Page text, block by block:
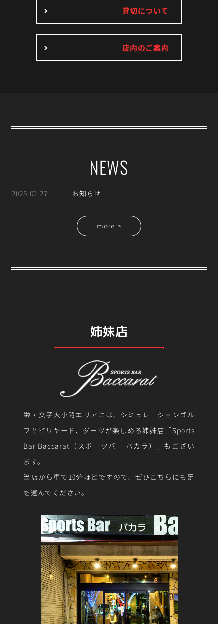
貸切について
店内のご案内
NEWS
2025.02.27 お知らせ
more >
姉妹店
栄・女子大小路エリアには、シミュレーションゴル
フとビリヤード、ダーツが楽しめる姉妹店「Sports
Bar Baccarat（スポーツバー バカラ）」もござい
ます。
当店から車で10分ほどですので、ぜひこちらにも足
を運んでください。